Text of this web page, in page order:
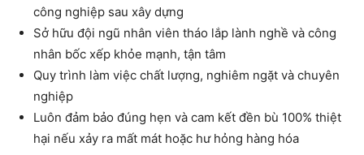
công nghiệp sau xây dựng
Sở hữu đội ngũ nhân viên tháo lắp lành nghề và công
nhân bốc xếp khỏe mạnh, tận tâm
Quy trình làm việc chất lượng, nghiêm ngặt và chuyên
nghiệp
Luôn đảm bảo đúng hẹn và cam kết đền bù 100% thiệt
hại nếu xảy ra mất mát hoặc hư hỏng hàng hóa